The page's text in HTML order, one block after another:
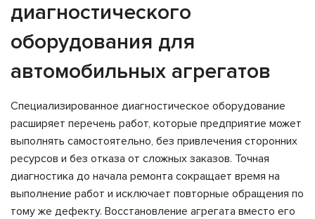
диагностического
оборудования для
автомобильных агрегатов
Специализированное диагностическое оборудование
расширяет перечень работ, которые предприятие может
выполнять самостоятельно, без привлечения сторонних
ресурсов и без отказа от сложных заказов. Точная
диагностика до начала ремонта сокращает время на
выполнение работ и исключает повторные обращения по
тому же дефекту. Восстановление агрегата вместо его